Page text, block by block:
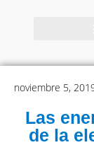
noviembre 5,
Las
de la